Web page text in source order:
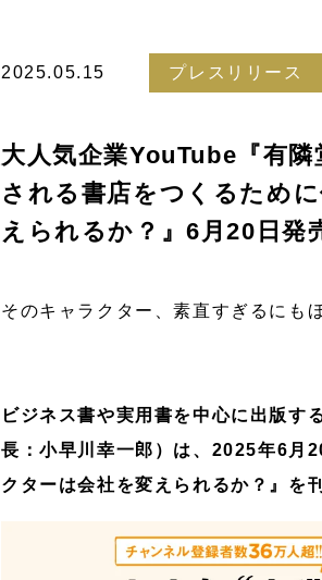
2025.05.15 プレスリリース
大人気企業YouTube『有
される書店をつくるため
えられるか？』6月20日発
そのキャラクター、素直すぎるにも
ビジネス書や実用書を中心に出版す
長：小早川幸一郎）は、2025年6月
クターは会社を変えられるか？』を